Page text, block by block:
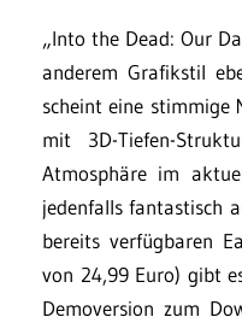
„Into the Dead: Our
anderem Grafikstil
scheint eine stimmige
mit 3D-Tiefen-
Atmosphäre im
jedenfalls fantastisch
bereits verfügbaren
von 24,99 Euro) gibt
Demoversion zum